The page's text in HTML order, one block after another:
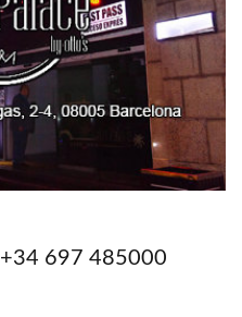
+34 697 485000